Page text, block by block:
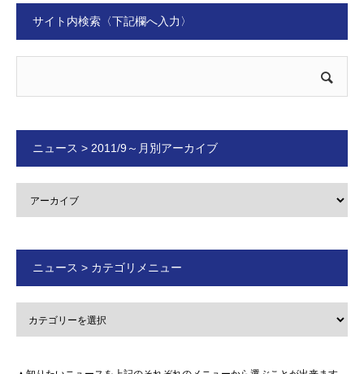
サイト内検索〈下記欄へ入力〉
ニュース > 2011/9～月別アーカイブ
ニュース > カテゴリメニュー